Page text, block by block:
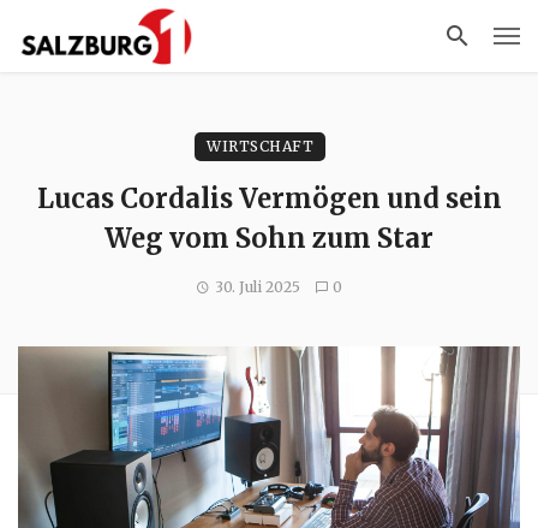
WIRTSCHAFT
Lucas Cordalis Vermögen und sein
Weg vom Sohn zum Star
30. Juli 2025 0